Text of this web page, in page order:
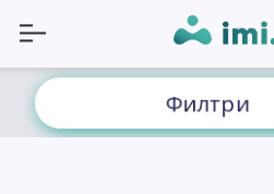
Филтри